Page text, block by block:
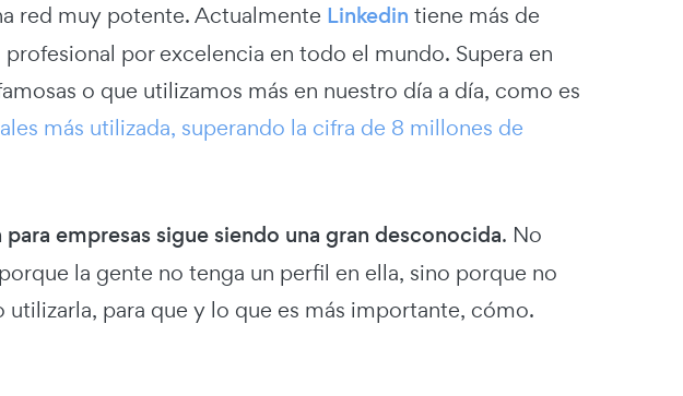
red muy potente. Actualmente Linkedin tiene más de
por excelencia en todo el mundo. Supera en
o que utilizamos más en nuestro día a día, como es
más utilizada, superando la cifra de 8 millones de
para empresas sigue siendo una gran desconocida. No
la gente no tenga un perfil en ella, sino porque no
para que y lo que es más importante, cómo.